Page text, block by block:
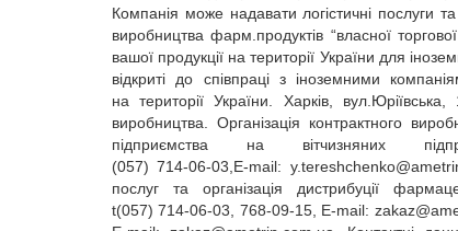
Компанія може надавати логістичні послуги
виробництва фарм.продуктів “власної
вашої продукції на території України для
відкриті до співпраці з іноземними
на території України. Харків,
виробництва. Організація контрактного
підприємства на вітчизняних
(057) 714‑06‑03,E‑mail:
послуг та організація дистрибуції
t(057) 714‑06‑03, 768‑09‑15, E‑mail: